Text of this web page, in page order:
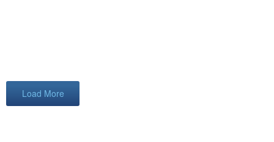
Load More